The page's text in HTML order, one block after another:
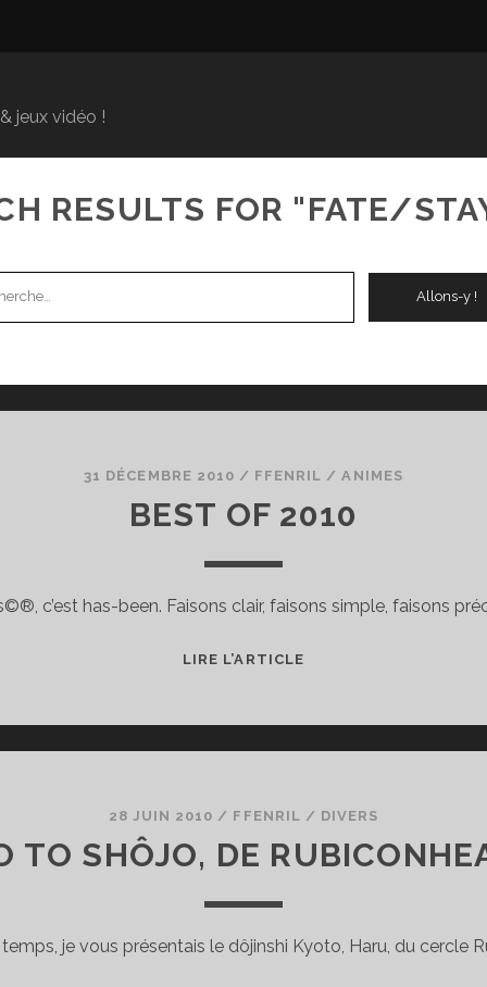
jeux vidéo !
RESULTS FOR "FATE/
31 DÉCEMBRE 2010 / FFENRIL /ANIMES
BEST OF 2010
c’est has-been. Faisons clair, faisons simple, faisons
LIRE L’ARTICLEBEST
28 JUIN 2010 / FFENRIL / DIVERS
TO SHÔJO, DE
je vous présentais le dôjinshi Kyoto, Haru, du cercle